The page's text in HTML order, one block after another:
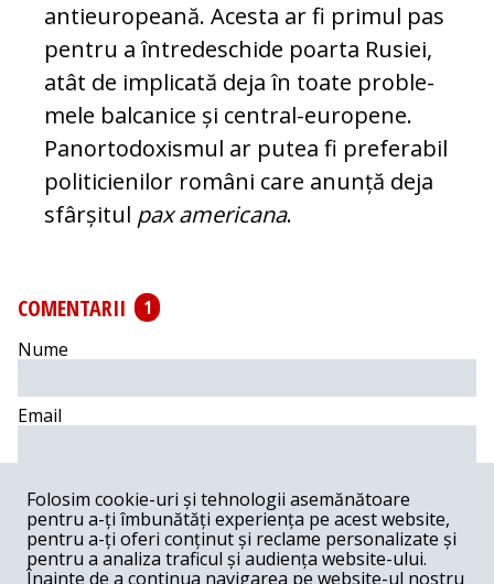
antieuropeană. Acesta ar fi primul pas
pentru a întredeschide poarta Ru­siei,
atât de implicată deja în toate pro­ble­
mele balcanice și cen­tral-eu­ro­pe­ne.
Panortodoxismul ar pu­tea fi pre­fe­ra­bil
politicienilor ro­mâni care anun­ță deja
sfârșitul pax americana.
COMENTARII
1
Nume
Email
Folosim cookie-uri și tehnologii asemănătoare
pentru a-ți îmbunătăți experiența pe acest website,
pentru a-ți oferi conținut și reclame personalizate și
pentru a analiza traficul și audiența website-ului.
Înainte de a continua navigarea pe website-ul nostru